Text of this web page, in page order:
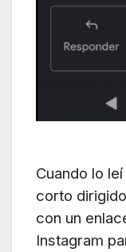
Cuando lo
corto
con un
Instagram